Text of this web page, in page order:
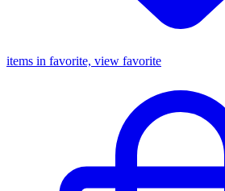
items in favorite, view favorite